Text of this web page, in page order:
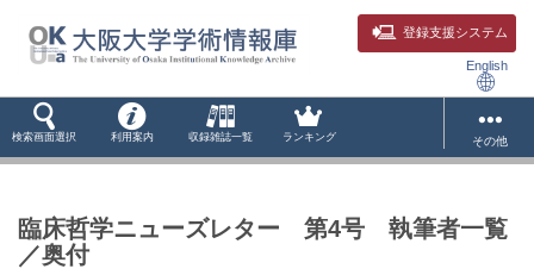
登録支援システム
English
検索画面選択 利用案内 収録雑誌一覧 ランキング その他
臨床哲学ニューズレター 第4号 執筆者一覧
／奥付